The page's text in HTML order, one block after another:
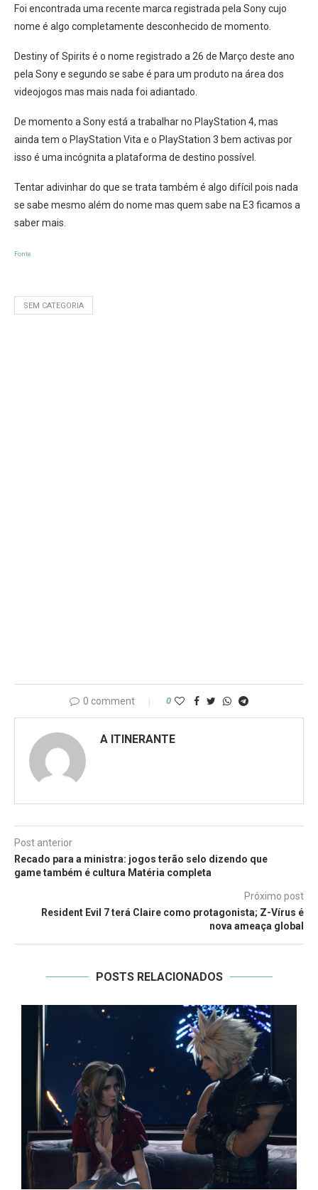
Foi encontrada uma recente marca registrada pela Sony cujo
nome é algo completamente desconhecido de momento.
Destiny of Spirits é o nome registrado a 26 de Março deste ano
pela Sony e segundo se sabe é para um produto na área dos
videojogos mas mais nada foi adiantado.
De momento a Sony está a trabalhar no PlayStation 4, mas
ainda tem o PlayStation Vita e o PlayStation 3 bem activas por
isso é uma incógnita a plataforma de destino possível.
Tentar adivinhar do que se trata também é algo difícil pois nada
se sabe mesmo além do nome mas quem sabe na E3 ficamos a
saber mais.
Fonte
SEM CATEGORIA
0 comment 0
A ITINERANTE
Post anterior
Recado para a ministra: jogos terão selo dizendo que
game também é cultura Matéria completa
Próximo post
Resident Evil 7 terá Claire como protagonista; Z-Vírus é
nova ameaça global
POSTS RELACIONADOS